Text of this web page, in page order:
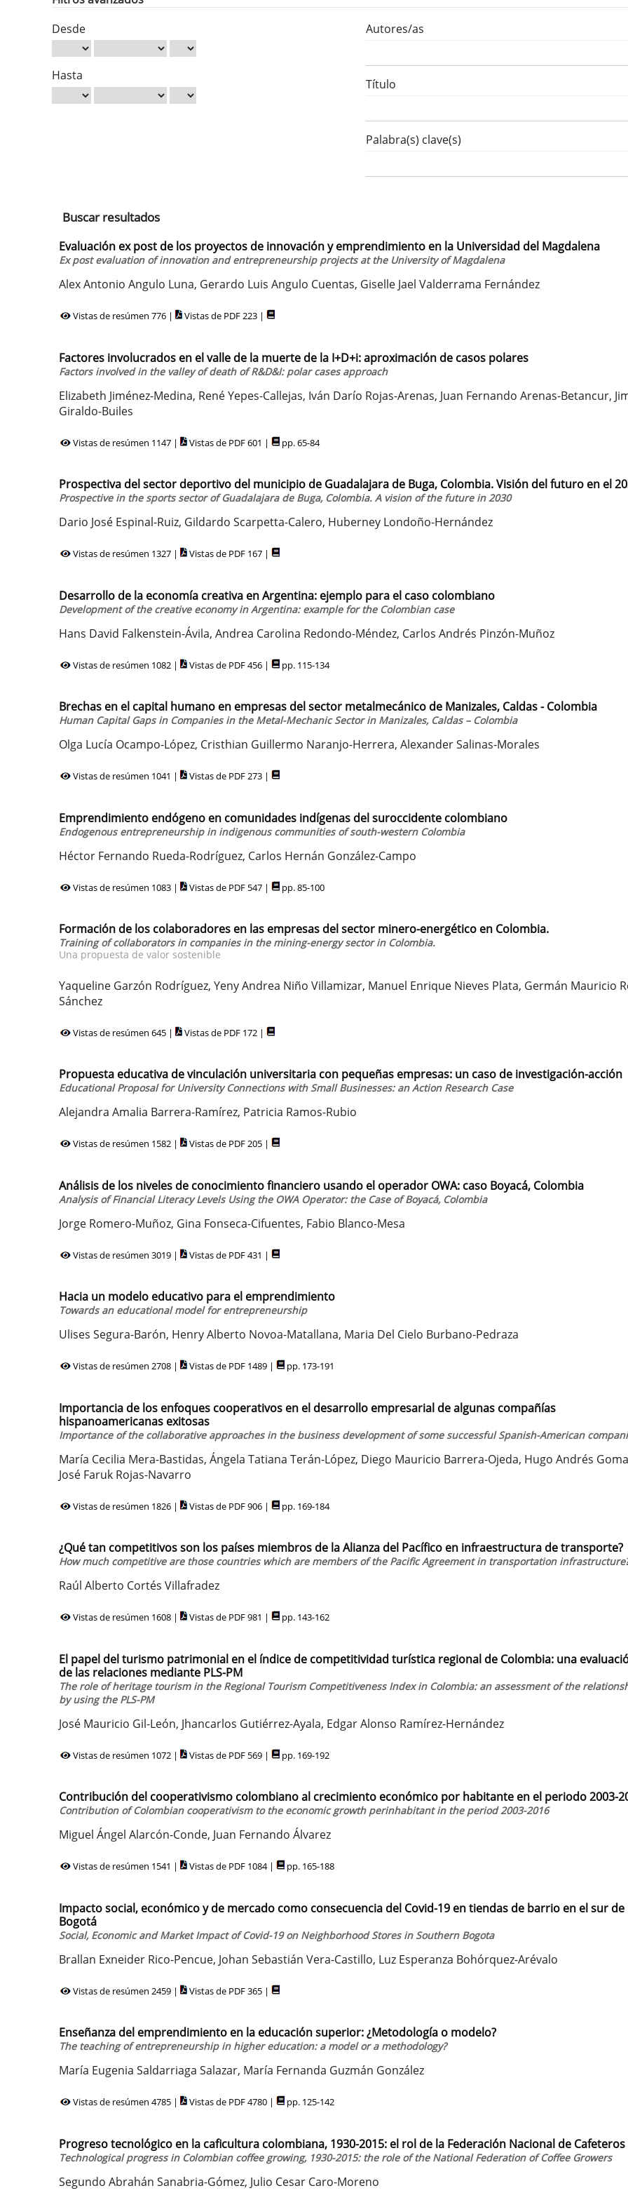
Desde
Hasta
Autores/as
Título
Palabra(s) clave(s)
Buscar resultados
Evaluación ex post de los proyectos de innovación y emprendimiento en la Universidad del Magdalena
Ex post evaluation of innovation and entrepreneurship projects at the University of Magdalena
Alex Antonio Angulo Luna, Gerardo Luis Angulo Cuentas, Giselle Jael Valderrama Fernández
Vistas de resúmen 776 | Vistas de PDF 223 |
Factores involucrados en el valle de la muerte de la I+D+i: aproximación de casos polares
Factors involved in the valley of death of R&D&I: polar cases approach
Elizabeth Jiménez-Medina, René Yepes-Callejas, Iván Darío Rojas-Arenas, Juan Fernando Arenas-Betancur,
Giraldo-Builes
Vistas de resúmen 1147 | Vistas de PDF 601 | pp. 65-84
Prospectiva del sector deportivo del municipio de Guadalajara de Buga, Colombia. Visión del futuro en el
Prospective in the sports sector of Guadalajara de Buga, Colombia. A vision of the future in 2030
Dario José Espinal-Ruiz, Gildardo Scarpetta-Calero, Huberney Londoño-Hernández
Vistas de resúmen 1327 | Vistas de PDF 167 |
Desarrollo de la economía creativa en Argentina: ejemplo para el caso colombiano
Development of the creative economy in Argentina: example for the Colombian case
Hans David Falkenstein-Ávila, Andrea Carolina Redondo-Méndez, Carlos Andrés Pinzón-Muñoz
Vistas de resúmen 1082 | Vistas de PDF 456 | pp. 115-134
Brechas en el capital humano en empresas del sector metalmecánico de Manizales, Caldas - Colombia
Human Capital Gaps in Companies in the Metal-Mechanic Sector in Manizales, Caldas – Colombia
Olga Lucía Ocampo-López, Cristhian Guillermo Naranjo-Herrera, Alexander Salinas-Morales
Vistas de resúmen 1041 | Vistas de PDF 273 |
Emprendimiento endógeno en comunidades indígenas del suroccidente colombiano
Endogenous entrepreneurship in indigenous communities of south-western Colombia
Héctor Fernando Rueda-Rodríguez, Carlos Hernán González-Campo
Vistas de resúmen 1083 | Vistas de PDF 547 | pp. 85-100
Formación de los colaboradores en las empresas del sector minero-energético en Colombia.
Training of collaborators in companies in the mining-energy sector in Colombia.
Una propuesta de valor sostenible
Yaqueline Garzón Rodríguez, Yeny Andrea Niño Villamizar, Manuel Enrique Nieves Plata, Germán Mauricio
Sánchez
Vistas de resúmen 645 | Vistas de PDF 172 |
Propuesta educativa de vinculación universitaria con pequeñas empresas: un caso de investigación-acción
Educational Proposal for University Connections with Small Businesses: an Action Research Case
Alejandra Amalia Barrera-Ramírez, Patricia Ramos-Rubio
Vistas de resúmen 1582 | Vistas de PDF 205 |
Análisis de los niveles de conocimiento financiero usando el operador OWA: caso Boyacá, Colombia
Analysis of Financial Literacy Levels Using the OWA Operator: the Case of Boyacá, Colombia
Jorge Romero-Muñoz, Gina Fonseca-Cifuentes, Fabio Blanco-Mesa
Vistas de resúmen 3019 | Vistas de PDF 431 |
Hacia un modelo educativo para el emprendimiento
Towards an educational model for entrepreneurship
Ulises Segura-Barón, Henry Alberto Novoa-Matallana, Maria Del Cielo Burbano-Pedraza
Vistas de resúmen 2708 | Vistas de PDF 1489 | pp. 173-191
Importancia de los enfoques cooperativos en el desarrollo empresarial de algunas compañías
hispanoamericanas exitosas
Importance of the collaborative approaches in the business development of some successful Spanish-American
María Cecilia Mera-Bastidas, Ángela Tatiana Terán-López, Diego Mauricio Barrera-Ojeda, Hugo Andrés
José Faruk Rojas-Navarro
Vistas de resúmen 1826 | Vistas de PDF 906 | pp. 169-184
¿Qué tan competitivos son los países miembros de la Alianza del Pacífico en infraestructura de transporte?
How much competitive are those countries which are members of the Pacific Agreement in transportation
Raúl Alberto Cortés Villafradez
Vistas de resúmen 1608 | Vistas de PDF 981 | pp. 143-162
El papel del turismo patrimonial en el índice de competitividad turística regional de Colombia: una
de las relaciones mediante PLS-PM
The role of heritage tourism in the Regional Tourism Competitiveness Index in Colombia: an assessment of the
by using the PLS-PM
José Mauricio Gil-León, Jhancarlos Gutiérrez-Ayala, Edgar Alonso Ramírez-Hernández
Vistas de resúmen 1072 | Vistas de PDF 569 | pp. 169-192
Contribución del cooperativismo colombiano al crecimiento económico por habitante en el periodo 2003-
Contribution of Colombian cooperativism to the economic growth perinhabitant in the period 2003-2016
Miguel Ángel Alarcón-Conde, Juan Fernando Álvarez
Vistas de resúmen 1541 | Vistas de PDF 1084 | pp. 165-188
Impacto social, económico y de mercado como consecuencia del Covid-19 en tiendas de barrio en el sur de
Bogotá
Social, Economic and Market Impact of Covid-19 on Neighborhood Stores in Southern Bogota
Brallan Exneider Rico-Pencue, Johan Sebastián Vera-Castillo, Luz Esperanza Bohórquez-Arévalo
Vistas de resúmen 2459 | Vistas de PDF 365 |
Enseñanza del emprendimiento en la educación superior: ¿Metodología o modelo?
The teaching of entrepreneurship in higher education: a model or a methodology?
María Eugenia Saldarriaga Salazar, María Fernanda Guzmán González
Vistas de resúmen 4785 | Vistas de PDF 4780 | pp. 125-142
Progreso tecnológico en la caficultura colombiana, 1930-2015: el rol de la Federación Nacional de Cafeteros
Technological progress in Colombian coffee growing, 1930-2015: the role of the National Federation of Coffee Growers
Segundo Abrahán Sanabria-Gómez, Julio Cesar Caro-Moreno